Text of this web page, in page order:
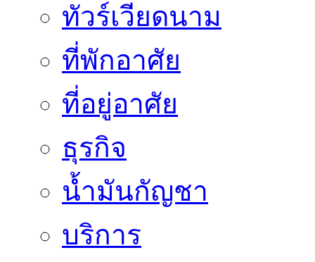
ทัวร์เวียดนาม
ที่พักอาศัย
ที่อยู่อาศัย
ธุรกิจ
น้ำมันกัญชา
บริการ